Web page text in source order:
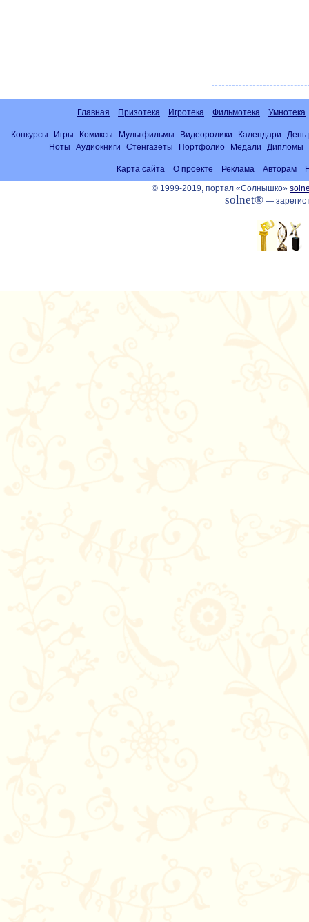
Главная Призотека Игротека Фильмотека Умнотека
Конкурсы Игры Комиксы Мультфильмы Видеоролики Календари
День
Ноты
Аудиокниги Стенгазеты Портфолио Медали Дипломы
Карта сайта О проекте Реклама Авторам
© 1999-2019, портал «Солнышко»
solnet®—